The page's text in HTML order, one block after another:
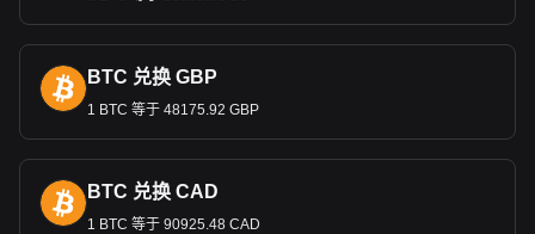
W）和用于消费者和企业交易的“零售数字卢比”（e₹-R）。这
一举措旨在降低与实物货币相关的成本，提高交易效率，支持
印度不断增长的数字经济。与加密货币不同，数字卢比
主权货币，由印度中央银行提供支持，其价值与实物卢比相
Bitget 加密货币与法币兑换数据显示，最受欢迎的 Pi
币 汇率对是PI兑INR，Pi币的货币代码是 PI。立即使
BTC 兑换 GBP
1 BTC 等于 48175.92 GBP
BTC 兑换 CAD
1 BTC 等于 90925.48 CAD